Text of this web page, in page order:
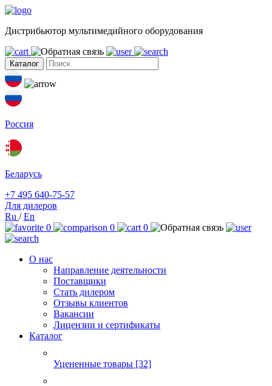
Дистрибьютор мультимедийного оборудования
Каталог
Россия
Беларусь
+7 495 640-75-57
Для дилеров
Ru /En
0
0 0
О нас
Направление деятельности
Поставщики
Стать дилером
Отзывы клиентов
Вакансии
Лицензии и сертификаты
Каталог
Уцененные товары [32]